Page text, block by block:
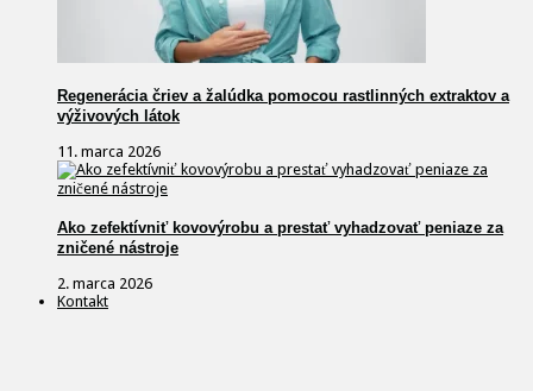
Regenerácia čriev a žalúdka pomocou rastlinných extraktov a
výživových látok
11. marca 2026
Ako zefektívniť kovovýrobu a prestať vyhadzovať peniaze za
zničené nástroje
2. marca 2026
Kontakt